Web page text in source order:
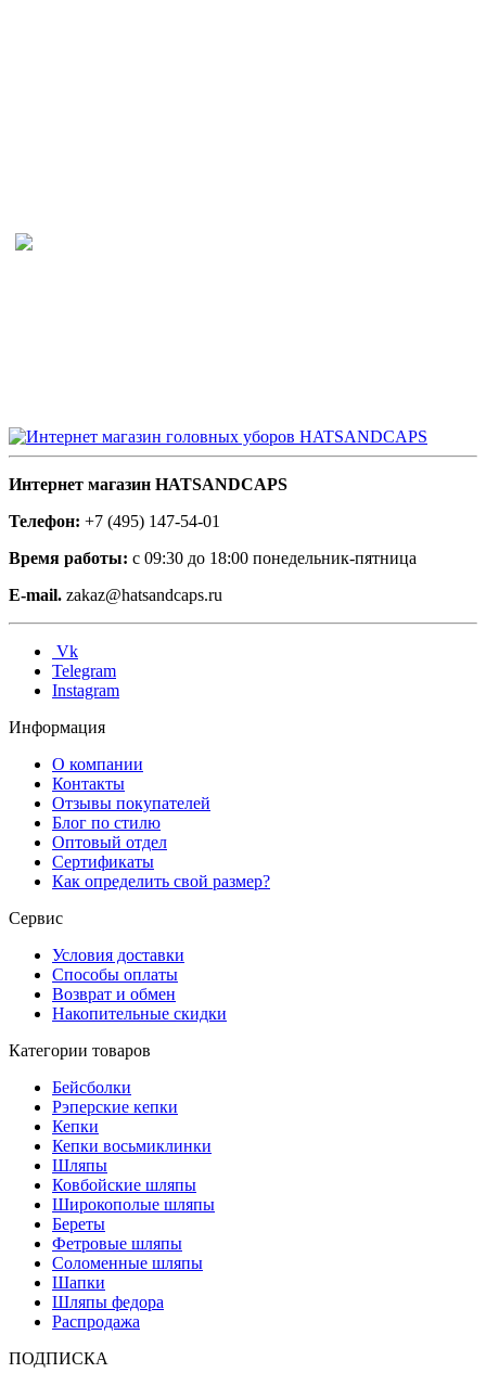
Интернет магазин HATSANDCAPS
Телефон: +7 (495) 147-54-01
Время работы: с 09:30 до 18:00 понедельник-пятница
E-mail. zakaz@hatsandcaps.ru
Vk
Telegram
Instagram
Информация
О компании
Контакты
Отзывы покупателей
Блог по стилю
Оптовый отдел
Сертификаты
Как определить свой размер?
Сервис
Условия доставки
Способы оплаты
Возврат и обмен
Накопительные скидки
Категории товаров
Бейсболки
Рэперские кепки
Кепки
Кепки восьмиклинки
Шляпы
Ковбойские шляпы
Широкополые шляпы
Береты
Фетровые шляпы
Соломенные шляпы
Шапки
Шляпы федора
Распродажа
ПОДПИСКА